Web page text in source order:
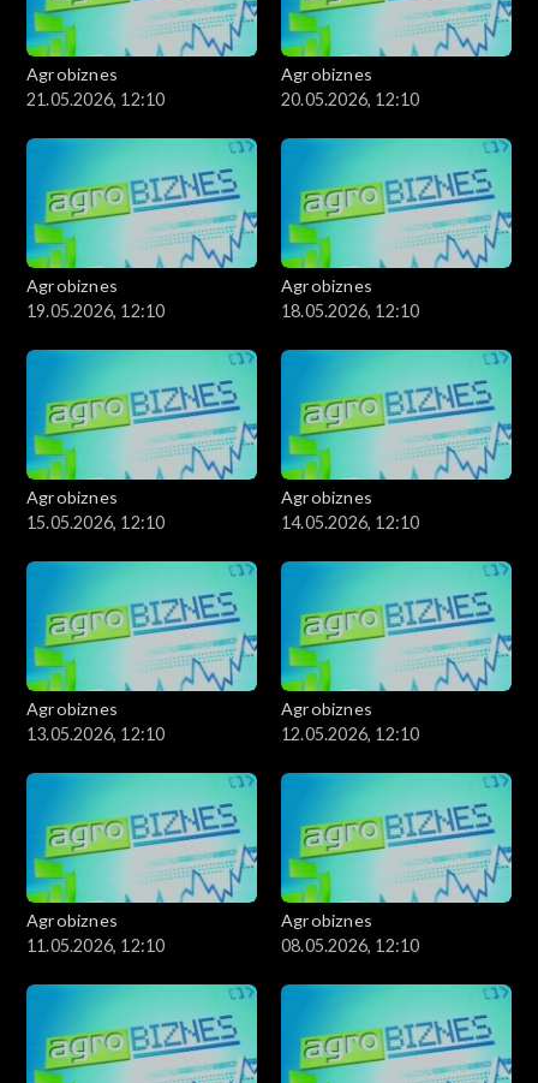
Agrobiznes
21.05.2026, 12:10
Agrobiznes
20.05.2026, 12:10
Agrobiznes
19.05.2026, 12:10
Agrobiznes
18.05.2026, 12:10
Agrobiznes
15.05.2026, 12:10
Agrobiznes
14.05.2026, 12:10
Agrobiznes
13.05.2026, 12:10
Agrobiznes
12.05.2026, 12:10
Agrobiznes
11.05.2026, 12:10
Agrobiznes
08.05.2026, 12:10